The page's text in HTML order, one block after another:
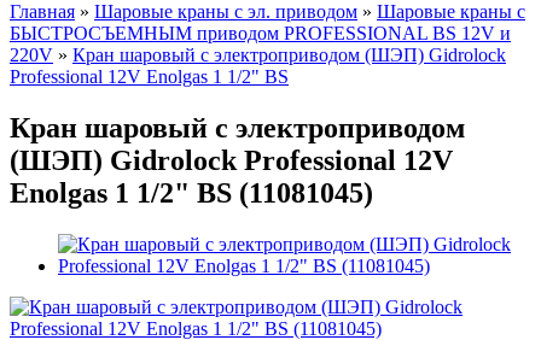
Главная » Шаровые краны с эл. приводом » Шаровые краны с
БЫСТРОСЪЕМНЫМ приводом PROFESSIONAL BS 12V и
220V » Кран шаровый с электроприводом (ШЭП) Gidrolock
Professional 12V Enolgas 1 1/2" BS
Кран шаровый с электроприводом
(ШЭП) Gidrolock Professional 12V
Enolgas 1 1/2" BS (11081045)